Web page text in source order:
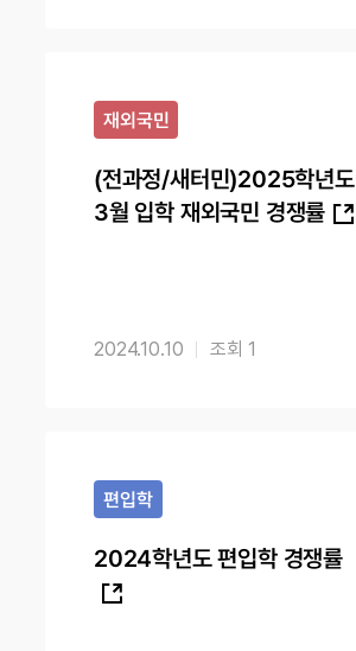
재외국민
(전과정/새터민)2025학년도
3월 입학 재외국민 경쟁률
2024.10.10 1
편입학
2024학년도 편입학 경쟁률